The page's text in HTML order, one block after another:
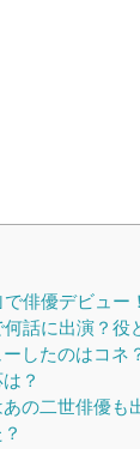
俳優デビュー！
話に出演？役
したのはコネ
？
の二世俳優も